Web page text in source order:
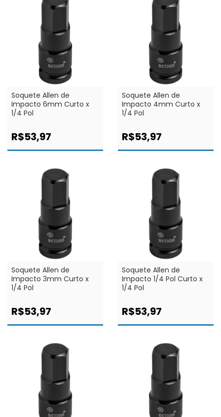
Soquete Allen de
Impacto 6mm Curto x
1/4 Pol
R$53,97
Soquete Allen de
Impacto 4mm Curto x
1/4 Pol
R$53,97
Soquete Allen de
Impacto 3mm Curto x
1/4 Pol
R$53,97
Soquete Allen de
Impacto 1/4 Pol Curto x
1/4 Pol
R$53,97